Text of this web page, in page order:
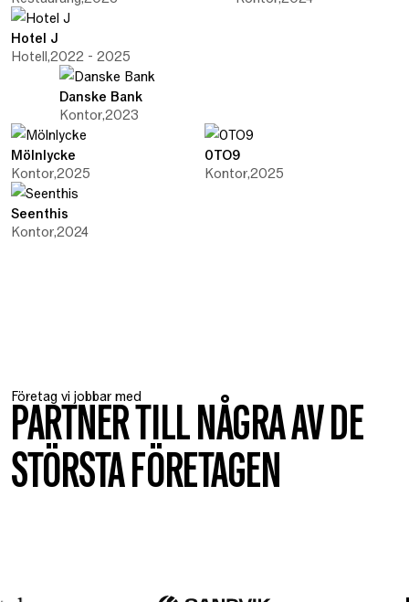
Hotel J
Hotell,2022 - 2025
Danske Bank
Kontor,2023
Mölnlycke
Kontor,2025
0TO9
Kontor,2025
Seenthis
Kontor,2024
Företag vi jobbar med
PARTNER TILL NÅGRA AV DE
STÖRSTA FÖRETAGEN